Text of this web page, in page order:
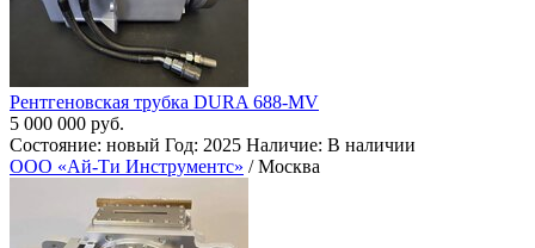
Рентгеновская трубка DURA 688-MV
5 000 000 руб.
Состояние: новый Год: 2025 Наличие: В наличии
ООО «Ай-Ти Инструментс» / Москва